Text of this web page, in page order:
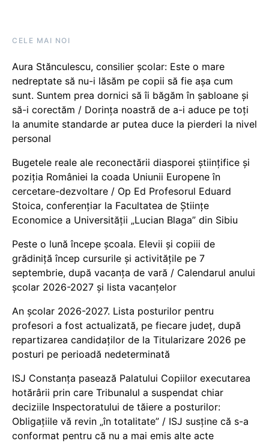
CELE MAI NOI
Aura Stănculescu, consilier școlar: Este o mare
nedreptate să nu-i lăsăm pe copii să fie așa cum
sunt. Suntem prea dornici să îi băgăm în șabloane și
să-i corectăm / Dorința noastră de a-i aduce pe toți
la anumite standarde ar putea duce la pierderi la nivel
personal
Bugetele reale ale reconectării diasporei științifice și
poziția României la coada Uniunii Europene în
cercetare-dezvoltare / Op Ed Profesorul Eduard
Stoica, conferențiar la Facultatea de Științe
Economice a Universității „Lucian Blaga” din Sibiu
Peste o lună începe școala. Elevii și copiii de
grădiniță încep cursurile și activitățile pe 7
septembrie, după vacanța de vară / Calendarul anului
școlar 2026-2027 și lista vacanțelor
An școlar 2026-2027. Lista posturilor pentru
profesori a fost actualizată, pe fiecare județ, după
repartizarea candidaților de la Titularizare 2026 pe
posturi pe perioadă nedeterminată
ISJ Constanța pasează Palatului Copiilor executarea
hotărârii prin care Tribunalul a suspendat chiar
deciziile Inspectoratului de tăiere a posturilor:
Obligațiile vă revin „în totalitate” / ISJ susține că s-a
conformat pentru că nu a mai emis alte acte